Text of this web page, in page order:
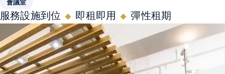
會議室
服務設施到位 ◆ 即租即用 ◆ 彈性租期